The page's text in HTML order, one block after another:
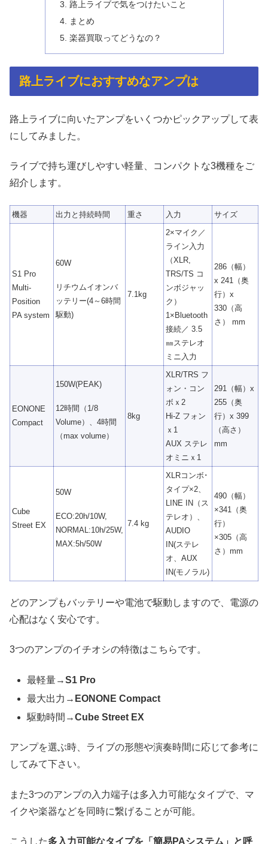
路上ライブで気をつけたいこと
まとめ
楽器買取ってどうなの？
路上ライブにおすすめなアンプは
路上ライブに向いたアンプをいくつかピックアップして表
にしてみました。
ライブで持ち運びしやすい軽量、コンパクトな3機種をご
紹介します。
機器 出力と持続時間 重さ 入力 サイズ
S1 Pro
Multi-
Position
PA system
60W
リチウムイオンバ
ッテリー(4～6時間
駆動)
7.1kg
2×マイク／
ライン入力
（XLR,
TRS/TS コ
ンボジャッ
ク）
1×Bluetooth
接続／ 3.5
㎜ステレオ
ミニ入力
286（幅）
x 241（奥
行）x
330（高
さ） mm
EONONE
Compact
150W(PEAK)
12時間（1/8
Volume）、4時間
（max volume）
8kg
XLR/TRS フ
ォン・コン
ボｘ2
Hi-Z フォン
ｘ1
AUX ステレ
オミニｘ1
291（幅）x
255（奥
行）x 399
（高さ）
mm
Cube
Street EX
50W
ECO:20h/10W,
NORMAL:10h/25W,
MAX:5h/50W
7.4 kg
XLRコンボ･
タイプ×2、
LINE IN（ス
テレオ）、
AUDIO
IN(ステレ
オ、AUX
IN(モノラル)
490（幅）
×341（奥
行）
×305（高
さ）mm
どのアンプもバッテリーや電池で駆動しますので、電源の
心配はなく安心です。
3つのアンプのイチオシの特徴はこちらです。
最軽量→S1 Pro
最大出力→ EONONE Compact
駆動時間→Cube Street EX
アンプを選ぶ時、ライブの形態や演奏時間に応じて参考に
してみて下さい。
また3つのアンプの入力端子は多入力可能なタイプで、マ
イクや楽器などを同時に繋げることが可能。
こうした多入力可能なタイプを「簡易PAシステム」と呼